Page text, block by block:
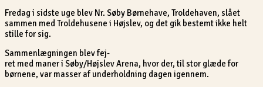
Fredag i sidste uge blev Nr. Søby Børnehave, Troldehaven, slået
sammen med Troldehusene i Højslev, og det gik bestemt ikke helt
stille for sig.
Sammenlægningen blev fej-
ret med maner i Søby/Højslev Arena, hvor der, til stor glæde for
børnene, var masser af underholdning dagen igennem.